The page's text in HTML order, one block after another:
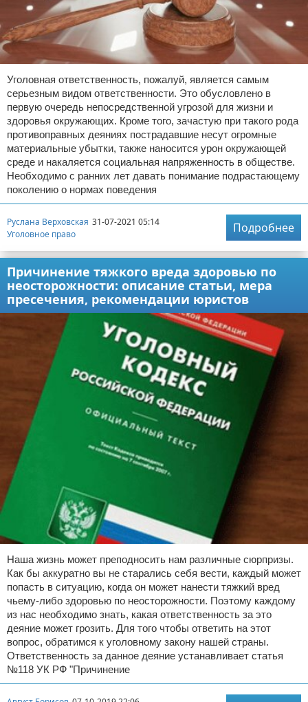
Уголовная ответственность, пожалуй, является самым
серьезным видом ответственности. Это обусловлено в
первую очередь непосредственной угрозой для жизни и
здоровья окружающих. Кроме того, зачастую при такого рода
противоправных деяниях пострадавшие несут огромные
материальные убытки, также наносится урон окружающей
среде и накаляется социальная напряженность в обществе.
Необходимо с ранних лет давать понимание подрастающему
поколению о нормах поведения
Руслана Верховская 31-07-2021 05:14
Уголовное право
Подробнее
Причинение тяжкого вреда здоровью по
неосторожности: описание статьи, мера
пресечения, рекомендации юристов
Наша жизнь может преподносить нам различные сюрпризы.
Как бы аккуратно вы не старались себя вести, каждый может
попасть в ситуацию, когда он может нанести тяжкий вред
чьему-либо здоровью по неосторожности. Поэтому каждому
из нас необходимо знать, какая ответственность за это
деяние может грозить. Для того чтобы ответить на этот
вопрос, обратимся к уголовному закону нашей страны.
Ответственность за данное деяние устанавливает статья
№118 УК РФ "Причинение